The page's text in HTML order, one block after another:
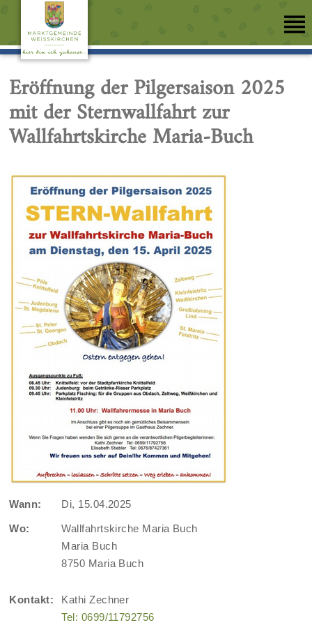
Eröffnung der Pilgersaison 2025
mit der Sternwallfahrt zur
Wallfahrtskirche Maria-Buch
Wann: Di, 15.04.2025
Wo:
Wallfahrtskirche Maria Buch
Maria Buch
8750 Maria Buch
Kontakt:
Kathi Zechner
Tel: 0699/11792756